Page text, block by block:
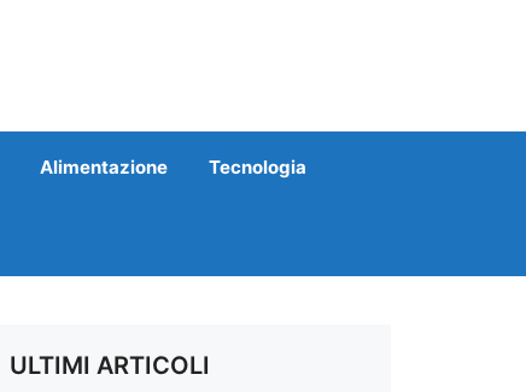
Alimentazione Tecnologia
ULTIMI ARTICOLI